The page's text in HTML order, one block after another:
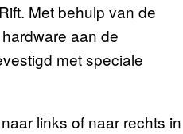
Met behulp van de
aan de
met speciale
links of naar rechts in